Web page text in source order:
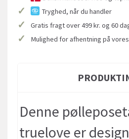
✓ Tryghed, når du handler
✓ Gratis fragt over 499 kr. og 60
✓ Mulighed for afhentning på
Denne
truelove er